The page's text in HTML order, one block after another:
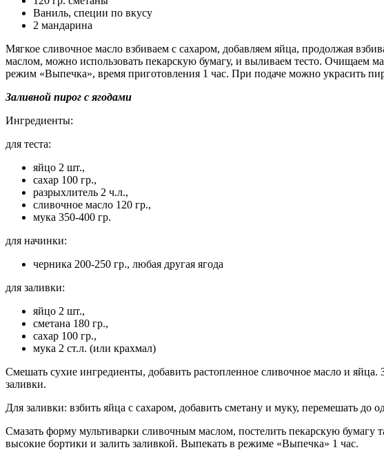
Ваниль, специи по вкусу
2 мандарина
Мягкое сливочное масло взбиваем с сахаром, добавляем яйца, продолжая
маслом, можно использовать пекарскую бумагу, и выливаем тесто. Очищаем
режим «Выпечка», время приготовления 1 час. При подаче можно украсить
Заливной пирог с ягодами
Ингредиенты:
для теста:
яйцо 2 шт.,
сахар 100 гр.,
разрыхлитель 2 ч.л.,
сливочное масло 120 гр.,
мука 350-400 гр.
для начинки:
черника 200-250 гр., любая другая ягода
для заливки:
яйцо 2 шт.,
сметана 180 гр.,
сахар 100 гр.,
мука 2 ст.л. (или крахмал)
Смешать сухие ингредиенты, добавить растопленное сливочное масло и
заливки.
Для заливки: взбить яйца с сахаром, добавить сметану и муку, перемешать до
Смазать форму мультиварки сливочным маслом, постелить пекарскую бумагу
высокие бортики и залить заливкой. Выпекать в режиме «Выпечка» 1 час.